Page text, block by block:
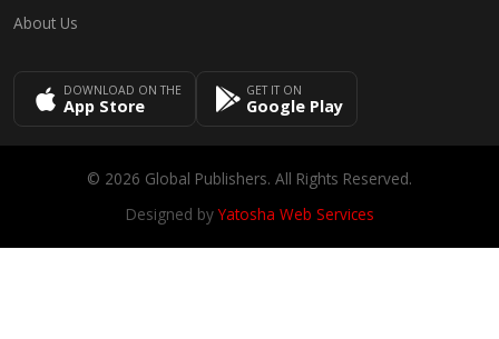
About Us
DOWNLOAD ON THE
App Store
GET IT ON
Google Play
© 2026 Global Publishers. All Rights Reserved.
Designed byYatosha Web Services